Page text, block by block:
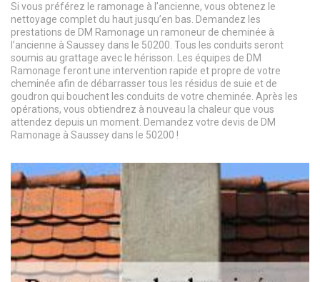
Si vous préférez le ramonage à l’ancienne, vous obtenez le
nettoyage complet du haut jusqu’en bas. Demandez les
prestations de DM Ramonage un ramoneur de cheminée à
l’ancienne à Saussey dans le 50200. Tous les conduits seront
soumis au grattage avec le hérisson. Les équipes de DM
Ramonage feront une intervention rapide et propre de votre
cheminée afin de débarrasser tous les résidus de suie et de
goudron qui bouchent les conduits de votre cheminée. Après les
opérations, vous obtiendrez à nouveau la chaleur que vous
attendez depuis un moment. Demandez votre devis de DM
Ramonage à Saussey dans le 50200 !